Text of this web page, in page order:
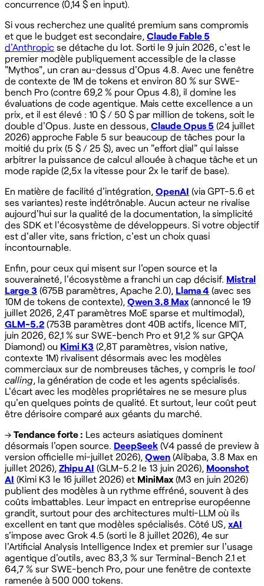
concurrence (0,14 $ en input).
Si vous recherchez une qualité premium sans compromis
et que le budget est secondaire, Claude Fable 5
d'Anthropic se détache du lot. Sorti le 9 juin 2026, c'est le
premier modèle publiquement accessible de la classe
"Mythos", un cran au-dessus d'Opus 4.8. Avec une fenêtre
de contexte de 1M de tokens et environ 80 % sur SWE-
bench Pro (contre 69,2 % pour Opus 4.8), il domine les
évaluations de code agentique. Mais cette excellence a un
prix, et il est élevé : 10 $ / 50 $ par million de tokens, soit le
double d'Opus. Juste en dessous, Claude Opus 5 (24 juillet
2026) approche Fable 5 sur beaucoup de tâches pour la
moitié du prix (5 $ / 25 $), avec un "effort dial" qui laisse
arbitrer la puissance de calcul allouée à chaque tâche et un
mode rapide (2,5x la vitesse pour 2x le tarif de base).
En matière de facilité d'intégration, OpenAI (via GPT-5.6 et
ses variantes) reste indétrônable. Aucun acteur ne rivalise
aujourd'hui sur la qualité de la documentation, la simplicité
des SDK et l'écosystème de développeurs. Si votre objectif
est d'aller vite, sans friction, c'est un choix quasi
incontournable.
Enfin, pour ceux qui misent sur l'open source et la
souveraineté, l'écosystème a franchi un cap décisif. Mistral
Large 3 (675B paramètres, Apache 2.0), Llama 4 (avec ses
10M de tokens de contexte), Qwen 3.8 Max (annoncé le 19
juillet 2026, 2,4T paramètres MoE sparse et multimodal),
GLM-5.2 (753B paramètres dont 40B actifs, licence MIT,
juin 2026, 62,1 % sur SWE-bench Pro et 91,2 % sur GPQA
Diamond) ou Kimi K3 (2,8T paramètres, vision native,
contexte 1M) rivalisent désormais avec les modèles
commerciaux sur de nombreuses tâches, y compris le tool
calling, la génération de code et les agents spécialisés.
L'écart avec les modèles propriétaires ne se mesure plus
qu'en quelques points de qualité. Et surtout, leur coût peut
être dérisoire comparé aux géants du marché.
→ Tendance forte : Les acteurs asiatiques dominent
désormais l'open source. DeepSeek (V4 passé de preview à
version officielle mi-juillet 2026), Qwen (Alibaba, 3.8 Max en
juillet 2026), Zhipu AI (GLM-5.2 le 13 juin 2026), Moonshot
AI (Kimi K3 le 16 juillet 2026) et MiniMax (M3 en juin 2026)
publient des modèles à un rythme effréné, souvent à des
coûts imbattables. Leur impact en entreprise européenne
grandit, surtout pour des architectures multi-LLM où ils
excellent en tant que modèles spécialisés. Côté US, xAI
s'impose avec Grok 4.5 (sorti le 8 juillet 2026), 4e sur
l'Artificial Analysis Intelligence Index et premier sur l'usage
agentique d'outils, avec 83,3 % sur Terminal-Bench 2.1 et
64,7 % sur SWE-bench Pro, pour une fenêtre de contexte
ramenée à 500 000 tokens.